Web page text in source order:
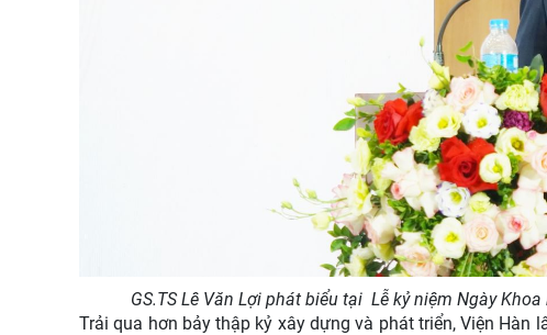
GS.TS Lê Văn Lợi phát biểu tại Lễ kỷ niệm Ngày
Trải qua hơn bảy thập kỷ xây dựng và phát triển, Viện Hàn